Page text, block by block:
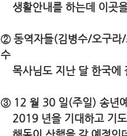
생활안내를 하는데 이
② 동역자들(김병수/오구라/
수
목사님도 지난 달 한
③ 12 월 30 일(주일) 송년
2019 년을 기대하고